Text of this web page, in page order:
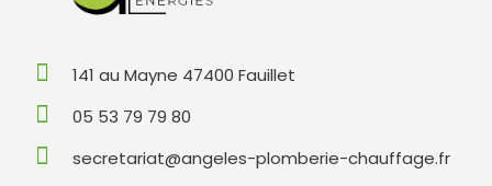
141 au Mayne 47400 Fauillet
05 53 79 79 80
secretariat@angeles-plomberie-chauffage.fr